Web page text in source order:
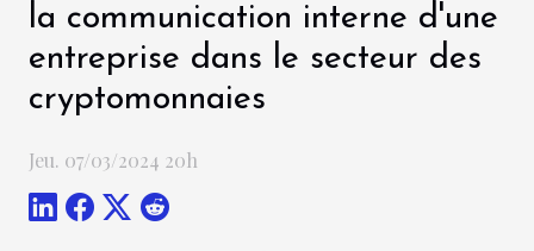
la communication interne d'une
entreprise dans le secteur des
cryptomonnaies
Jeu. 07/03/2024 20h